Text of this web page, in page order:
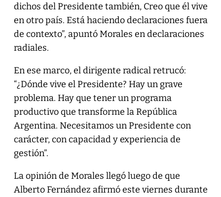
dichos del Presidente también, Creo que él vive
en otro país. Está haciendo declaraciones fuera
de contexto”, apuntó Morales en declaraciones
radiales.
En ese marco, el dirigente radical retrucó:
“¿Dónde vive el Presidente? Hay un grave
problema. Hay que tener un programa
productivo que transforme la República
Argentina. Necesitamos un Presidente con
carácter, con capacidad y experiencia de
gestión”.
La opinión de Morales llegó luego de que
Alberto Fernández afirmó este viernes durante